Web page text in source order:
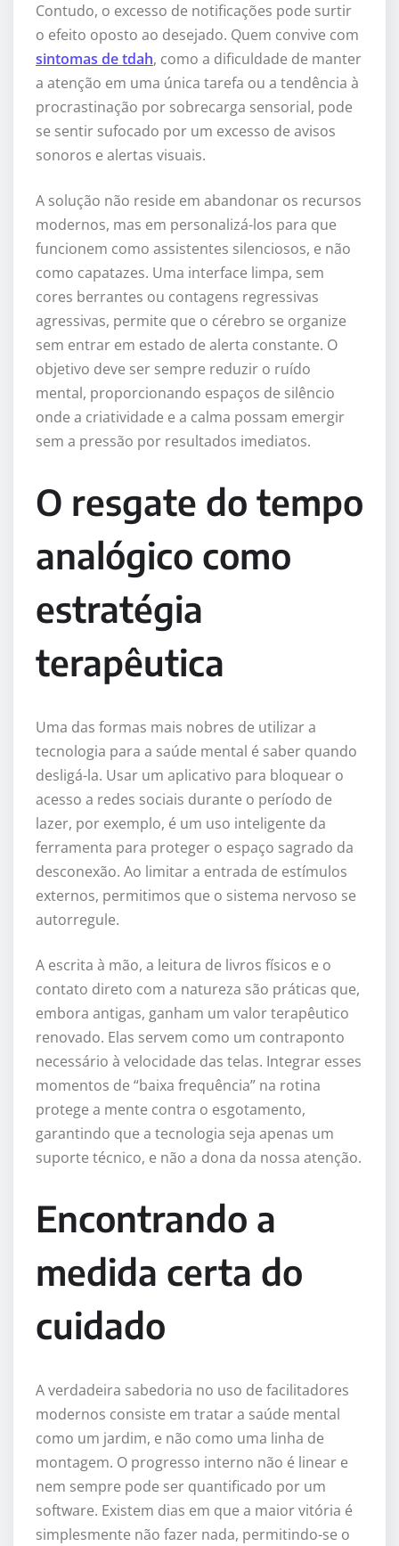
Contudo, o excesso de notificações pode surtir
o efeito oposto ao desejado. Quem convive com
sintomas de tdah, como a dificuldade de manter
a atenção em uma única tarefa ou a tendência à
procrastinação por sobrecarga sensorial, pode
se sentir sufocado por um excesso de avisos
sonoros e alertas visuais.
A solução não reside em abandonar os recursos
modernos, mas em personalizá-los para que
funcionem como assistentes silenciosos, e não
como capatazes. Uma interface limpa, sem
cores berrantes ou contagens regressivas
agressivas, permite que o cérebro se organize
sem entrar em estado de alerta constante. O
objetivo deve ser sempre reduzir o ruído
mental, proporcionando espaços de silêncio
onde a criatividade e a calma possam emergir
sem a pressão por resultados imediatos.
O resgate do tempo
analógico como
estratégia
terapêutica
Uma das formas mais nobres de utilizar a
tecnologia para a saúde mental é saber quando
desligá-la. Usar um aplicativo para bloquear o
acesso a redes sociais durante o período de
lazer, por exemplo, é um uso inteligente da
ferramenta para proteger o espaço sagrado da
desconexão. Ao limitar a entrada de estímulos
externos, permitimos que o sistema nervoso se
autorregule.
A escrita à mão, a leitura de livros físicos e o
contato direto com a natureza são práticas que,
embora antigas, ganham um valor terapêutico
renovado. Elas servem como um contraponto
necessário à velocidade das telas. Integrar esses
momentos de “baixa frequência” na rotina
protege a mente contra o esgotamento,
garantindo que a tecnologia seja apenas um
suporte técnico, e não a dona da nossa atenção.
Encontrando a
medida certa do
cuidado
A verdadeira sabedoria no uso de facilitadores
modernos consiste em tratar a saúde mental
como um jardim, e não como uma linha de
montagem. O progresso interno não é linear e
nem sempre pode ser quantificado por um
software. Existem dias em que a maior vitória é
simplesmente não fazer nada, permitindo-se o